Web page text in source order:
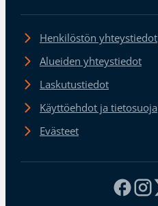
Henkilöstön yhteystiedot
Alueiden yhteystiedot
Laskutustiedot
Käyttöehdot ja tietosuoja
Evästeet